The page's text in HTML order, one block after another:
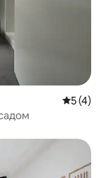
Середня
5 (4)